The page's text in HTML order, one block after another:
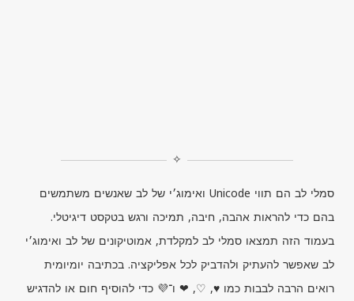
✧
סמלי לב הם תווי Unicode ואימוג׳י של לב שאנשים משתמשים
בהם כדי להראות אהבה, חיבה, תמיכה ורגש בטקסט דיגיטלי.
בעמוד הזה תמצאו סמלי לב למקלדת, אמוטיקונים של לב ואימוג׳י
לב שאפשר להעתיק ולהדביק לכל אפליקציה. בכתיבה יומיומית
רואים הרבה לבבות כמו ♥, ♡, ❤ ו־💜 כדי להוסיף חום או להדגיש